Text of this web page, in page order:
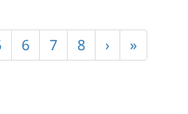
Página
6 Página
7 Página
8
Próxima
página
›
Última
página
»